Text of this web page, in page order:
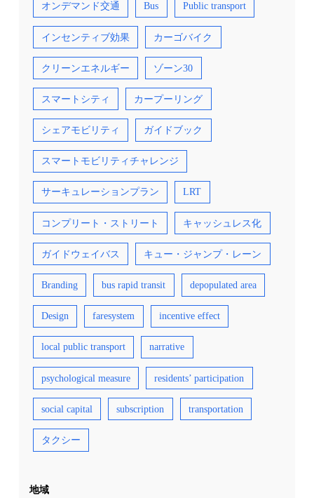
オンデマンド交通 Bus Public transport
インセンティブ効果 カーゴバイク
クリーンエネルギー ゾーン30
スマートシティ カープーリング
シェアモビリティ ガイドブック
スマートモビリティチャレンジ
サーキュレーションプラン LRT
コンプリート・ストリート キャッシュレス化
ガイドウェイバス キュー・ジャンプ・レーン
Branding bus rapid transit depopulated area
Design faresystem incentive effect
local public transport narrative
psychological measure residents’ participation
social capital subscription transportation
タクシー
地域